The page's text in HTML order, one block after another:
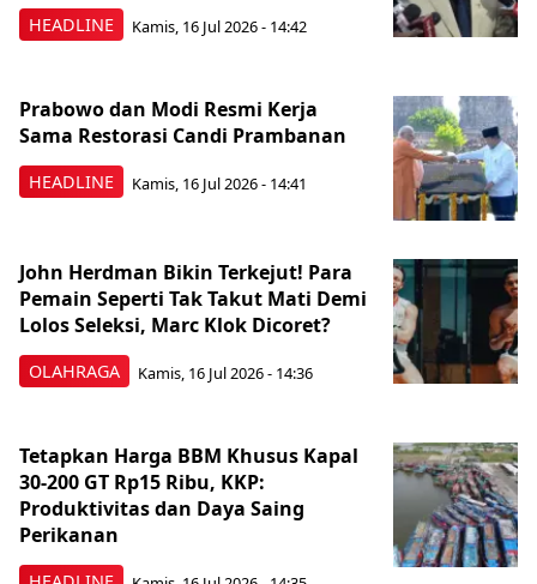
HEADLINE Kamis, 16 Jul 2026 - 14:42
HEADLINE
Prabowo dan Modi Resmi Kerja
Sama Restorasi Candi Prambanan
Kamis, 16 Jul 2026 - 14:41
OLAHRAGA
John Herdman Bikin Terkejut! Para
Pemain Seperti Tak Takut Mati Demi
Lolos Seleksi, Marc Klok Dicoret?
Kamis, 16 Jul 2026 - 14:36
Tetapkan Harga BBM Khusus Kapal
30-200 GT Rp15 Ribu, KKP:
Produktivitas dan Daya Saing
Perikanan